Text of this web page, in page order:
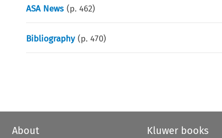
ASA News (p.462)
Bibliography (p.470)
About Kluwer books